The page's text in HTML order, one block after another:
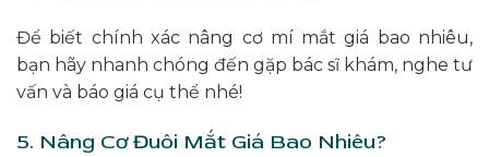
Để biết chính xác nâng cơ mí mắt giá bao nhiêu,
bạn hãy nhanh chóng đến gặp bác sĩ khám, nghe tư
vấn và báo giá cụ thể nhé!
5. Nâng Cơ Đuôi Mắt Giá Bao Nhiêu?